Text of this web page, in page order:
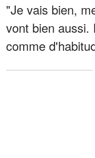
"Je vais bien,
vont bien aussi.
comme